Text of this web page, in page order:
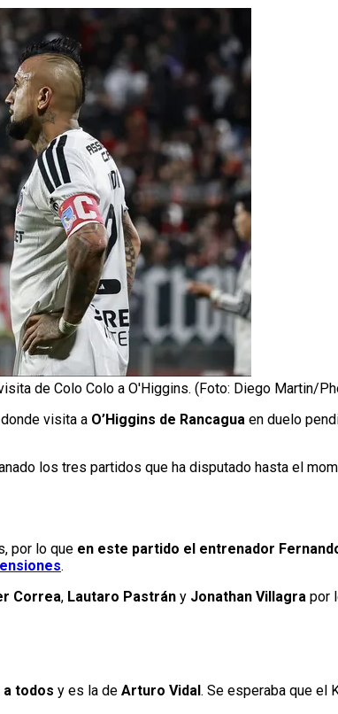
de Colo Colo a O'Higgins. (Foto: Diego Martin/
visita a O’Higgins de Rancagua en duelo
los tres partidos que ha disputado hasta el
por lo que en este partido el entrenador
.
Correa, Lautaro Pastrán y Jonathan Villagra por
a todos y es la de Arturo Vidal . Se esperaba que el